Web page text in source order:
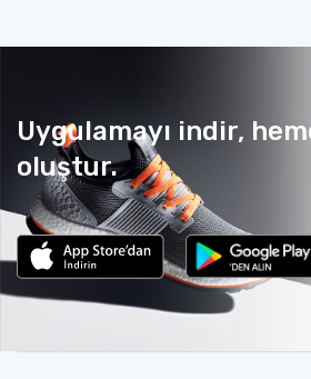
Uygulamayı indir,
oluştur.